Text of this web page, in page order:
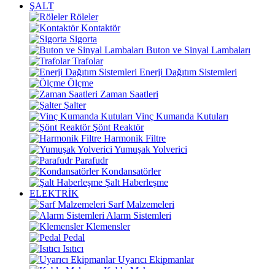
ŞALT
Röleler
Kontaktör
Sigorta
Buton ve Sinyal Lambaları
Trafolar
Enerji Dağıtım Sistemleri
Ölçme
Zaman Saatleri
Şalter
Vinç Kumanda Kutuları
Şönt Reaktör
Harmonik Filtre
Yumuşak Yolverici
Parafudr
Kondansatörler
Şalt Haberleşme
ELEKTRİK
Sarf Malzemeleri
Alarm Sistemleri
Klemensler
Pedal
Isıtıcı
Uyarıcı Ekipmanlar